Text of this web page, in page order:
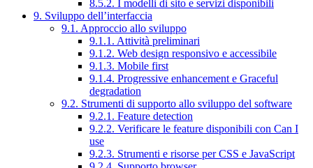
8.5.2. I modelli di sito e servizi disponibili
9. Sviluppo dell’interfaccia
9.1. Approccio allo sviluppo
9.1.1. Attività preliminari
9.1.2. Web design responsivo e accessibile
9.1.3. Mobile first
9.1.4. Progressive enhancement e Graceful
degradation
9.2. Strumenti di supporto allo sviluppo del software
9.2.1. Feature detection
9.2.2. Verificare le feature disponibili con Can I
use
9.2.3. Strumenti e risorse per CSS e JavaScript